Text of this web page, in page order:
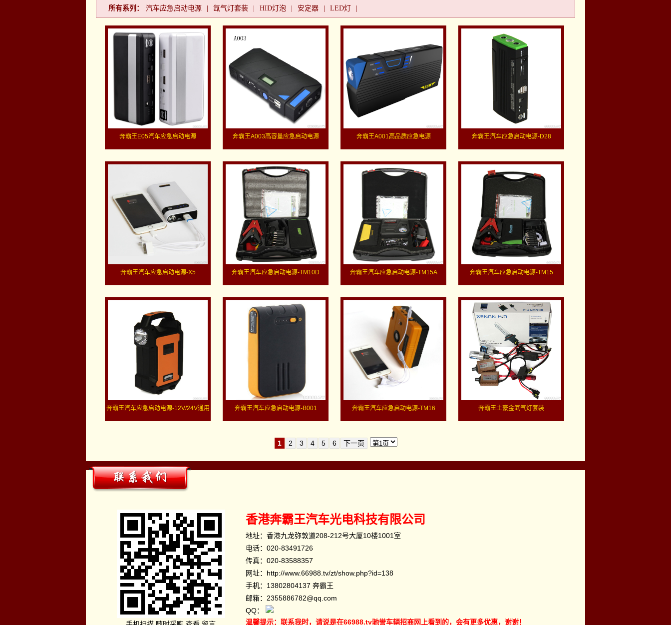
所有系列： 汽车应急启动电源 氙气灯套装 HID灯泡 安定器 LED灯
奔霸王E05汽车应急启动电源 奔霸王A003高容量应急启动电源 奔霸王A001高品质应急电源 奔霸王汽车应急启动电源-D28
奔霸王汽车应急启动电源-X5 奔霸王汽车应急启动电源-TM10D 奔霸王汽车应急启动电源-TM15A 奔霸王汽车应急启动电源-TM15
奔霸王汽车应急启动电源-12V/24V通用 奔霸王汽车应急启动电源-B001 奔霸王汽车应急启动电源-TM16 奔霸王土豪金氙气灯套装
1 2 3 4 5 6 下一页
香港奔霸王汽车光电科技有限公司
地址：香港九龙弥敦道208-212号大厦10楼1001室
电话： 020-83491726
传真：020-83588357
网址： http://www.66988.tv/zt/show.php?id=138
手机： 13802804137 奔霸王
邮箱：2355886782@qq.com
QQ：
温馨提示：联系我时，请说是在66988.tv驰誉车辆招商网上看到的，会有更多优惠，谢谢！